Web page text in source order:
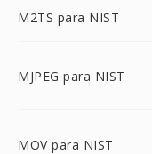
M2TS para NIST
MJPEG para NIST
MOV para NIST